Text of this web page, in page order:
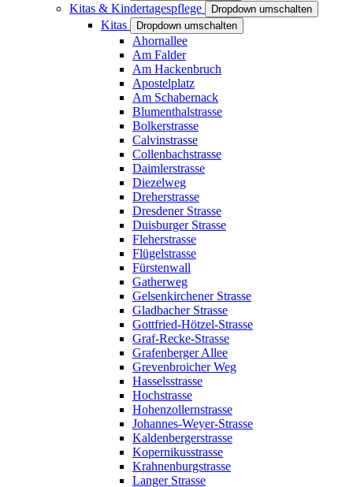
Kitas & Kindertagespflege Dropdown umschalten
Kitas Dropdown umschalten
Ahornallee
Am Falder
Am Hackenbruch
Apostelplatz
Am Schabernack
Blumenthalstrasse
Bolkerstrasse
Calvinstrasse
Collenbachstrasse
Daimlerstrasse
Diezelweg
Dreherstrasse
Dresdener Strasse
Duisburger Strasse
Fleherstrasse
Flügelstrasse
Fürstenwall
Gatherweg
Gelsenkirchener Strasse
Gladbacher Strasse
Gottfried-Hötzel-Strasse
Graf-Recke-Strasse
Grafenberger Allee
Grevenbroicher Weg
Hasselsstrasse
Hochstrasse
Hohenzollernstrasse
Johannes-Weyer-Strasse
Kaldenbergerstrasse
Kopernikusstrasse
Krahnenburgstrasse
Langer Strasse